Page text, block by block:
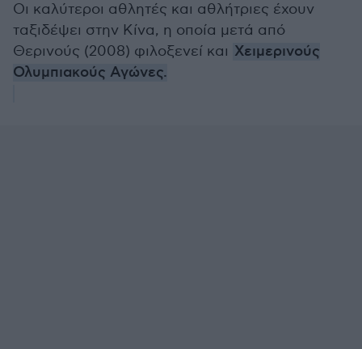
Οι καλύτεροι αθλητές και αθλήτριες έχουν
ταξιδέψει στην Κίνα, η οποία μετά από
Θερινούς (2008) φιλοξενεί και Χειμερινούς
Ολυμπιακούς Αγώνες.